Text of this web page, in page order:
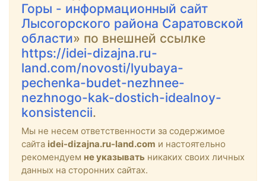
Горы - информационный сайт
Лысогорского района Саратовской
области» по внешней ссылке
https://idei-dizajna.ru-
land.com/novosti/lyubaya-
pechenka-budet-nezhnee-
nezhnogo-kak-dostich-idealnoy-
konsistencii.
Мы не несем ответственности за содержимое
сайта idei-dizajna.ru-land.com и настоятельно
рекомендуем не указывать никаких своих личных
данных на сторонних сайтах.